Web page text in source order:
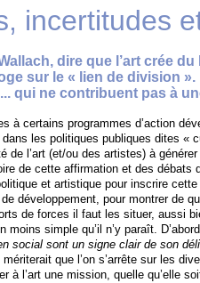
incertitudes
dire que l’art crée
sur le « lien de division
qui ne contribuent pas à
à certains programmes d’action
les politiques publiques dites «
de l’art (et/ou des artistes) à
de cette affirmation et des
et artistique pour inscrire
développement, pour montrer de
de forces il faut les situer, aussi
moins simple qu’il n’y paraît.
social sont un signe clair de son
que l’on s’arrête sur les
à l’art une mission, quelle qu’elle